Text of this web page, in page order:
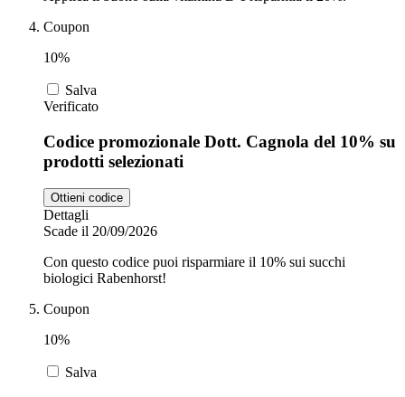
Coupon
10%
Salva
Verificato
Codice promozionale Dott. Cagnola del 10% su
prodotti selezionati
Ottieni codice
Dettagli
Scade il 20/09/2026
Con questo codice puoi risparmiare il 10% sui succhi
biologici Rabenhorst!
Coupon
10%
Salva